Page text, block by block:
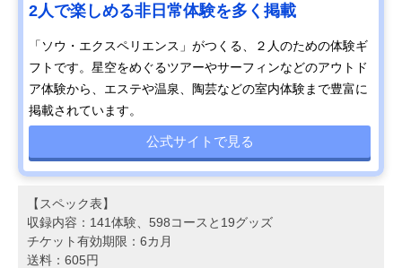
2人で楽しめる非日常体験を多く掲載
「ソウ・エクスペリエンス」がつくる、２人のための体験ギ
フトです。星空をめぐるツアーやサーフィンなどのアウトド
ア体験から、エステや温泉、陶芸などの室内体験まで豊富に
掲載されています。
公式サイトで見る
【スペック表】
収録内容：141体験、598コースと19グッズ
チケット有効期限：6カ月
送料：605円